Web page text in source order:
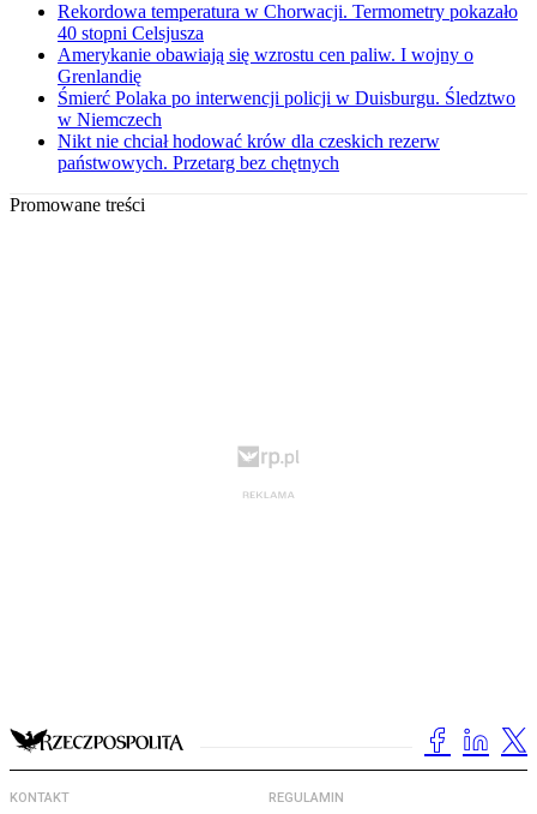
Rekordowa temperatura w Chorwacji. Termometry pokazało
40 stopni Celsjusza
Amerykanie obawiają się wzrostu cen paliw. I wojny o
Grenlandię
Śmierć Polaka po interwencji policji w Duisburgu. Śledztwo
w Niemczech
Nikt nie chciał hodować krów dla czeskich rezerw
państwowych. Przetarg bez chętnych
Promowane treści
KONTAKT REGULAMIN